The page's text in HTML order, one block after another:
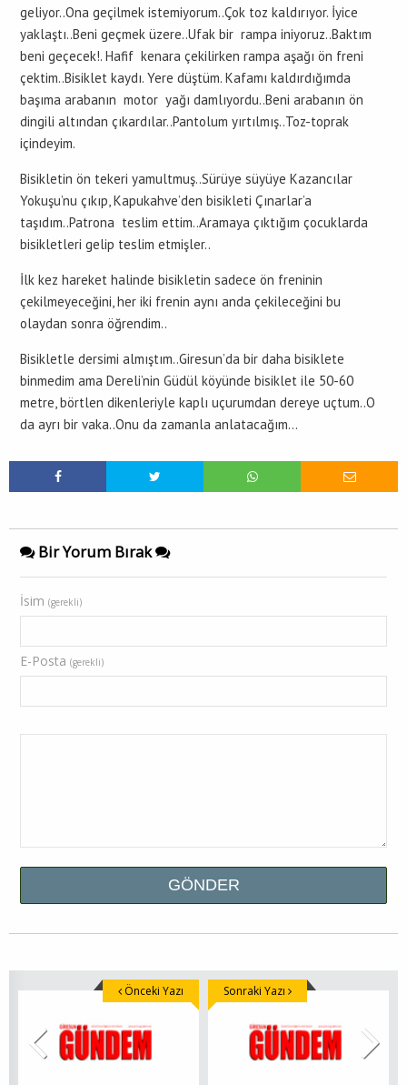
geliyor..Ona geçilmek istemiyorum..Çok toz kaldırıyor. İyice
yaklaştı..Beni geçmek üzere..Ufak bir rampa iniyoruz..Baktım
beni geçecek!. Hafif kenara çekilirken rampa aşağı ön freni
çektim..Bisiklet kaydı. Yere düştüm. Kafamı kaldırdığımda
başıma arabanın motor yağı damlıyordu..Beni arabanın ön
dingili altından çıkardılar..Pantolum yırtılmış..Toz-toprak
içindeyim.
Bisikletin ön tekeri yamultmuş..Sürüye süyüye Kazancılar
Yokuşu’nu çıkıp, Kapukahve’den bisikleti Çınarlar’a
taşıdım..Patrona teslim ettim..Aramaya çıktığım çocuklarda
bisikletleri gelip teslim etmişler..
İlk kez hareket halinde bisikletin sadece ön freninin
çekilmeyeceğini, her iki frenin aynı anda çekileceğini bu
olaydan sonra öğrendim..
Bisikletle dersimi almıştım..Giresun’da bir daha bisiklete
binmedim ama Dereli’nin Güdül köyünde bisiklet ile 50-60
metre, börtlen dikenleriyle kaplı uçurumdan dereye uçtum..O
da ayrı bir vaka..Onu da zamanla anlatacağım…
Bir Yorum Bırak
İsim (gerekli)
E-Posta (gerekli)
Önceki Yazı Sonraki Yazı